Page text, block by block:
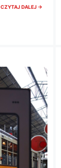
CZYTAJ DALEJ →